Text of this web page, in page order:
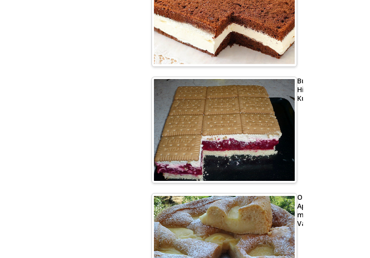
Butterkeks
Himbeer
Kuchen
Omas
Apfelkuchen
mit
Vanillepudding